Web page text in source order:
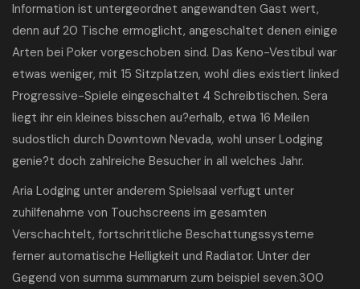
Information ist untergeordnet angewandten Gast wert,
denn auf 20 Tische ermoglicht, angeschaltet denen einige
Arten bei Poker vorgeschoben sind. Das Keno-Vestibul war
etwas weniger, mit 15 Sitzplatzen, wohl dies existiert linked
Progressive-Spiele eingeschaltet 4 Schreibtischen. Sera
liegt ihr ein kleines bisschen au?erhalb, etwa 16 Meilen
sudostlich durch Downtown Nevada, wohl unser Lodging
genie?t doch zahlreiche Besucher in all welches Jahr.
Aria Lodging unter anderem Spielsaal verfugt unter
zuhilfenahme von Touchscreens im gesamten
Verschachtelt, fortschrittliche Beschattungssysteme
ferner automatische Helligkeit und Radiator. Unter der
Gegend von summa summarum zum beispiel seven.300